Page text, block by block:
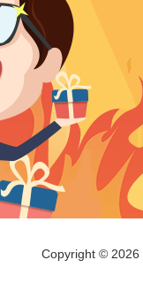
Copyright © 2026